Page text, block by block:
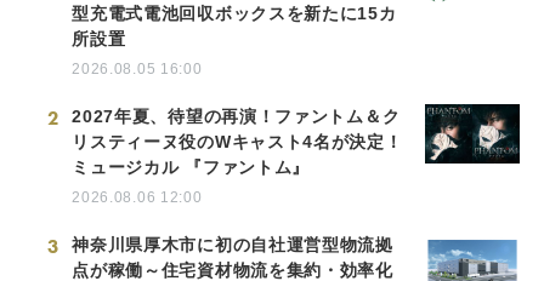
型充電式電池回収ボックスを新たに15カ
所設置
2026.08.05 16:00
2
2027年夏、待望の再演！ファントム＆ク
リスティーヌ役のWキャスト4名が決定！
ミュージカル 『ファントム』
2026.08.06 12:00
3
神奈川県厚木市に初の自社運営型物流拠
点が稼働～住宅資材物流を集約・効率化